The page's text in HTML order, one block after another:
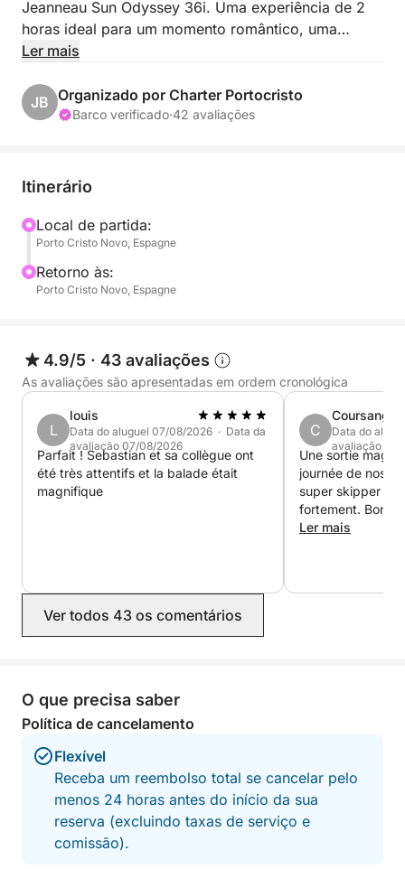
Jeanneau Sun Odyssey 36i. Uma experiência de 2
horas ideal para um momento romântico, uma
celebração íntima ou um final de dia tranquilo.
Admire o céu tingido de rosa e laranja, os reflexos
dourados na água e a serenidade do mar ao pôr do
perfeito!
A bordo: bebidas ilimitadas, petiscos locais,
equipamentos para esportes aquáticos. Nós
cuidamos de tudo; você só precisa aproveitar.
pôr do sol!
Ler mais
JB Organizado por Charter Portocristo
Barco verificado·42 avaliações
Itinerário
Local de partida:
Porto Cristo Novo, Espagne
Retorno às:
Porto Cristo Novo, Espagne
4.9/5 · 43 avaliações
As avaliações são apresentadas em ordem cronológica
L
louis
Data do aluguel 07/08/2026 · Data da
avaliação 07/08/2026
Parfait ! Sebastian et sa collègue ont
été très attentifs et la balade était
magnifique
C
Coursange
Data do
avaliação 06/
Une sortie magnifique! Notre
journée de nos
super skipper ☺️. Je recommande
fortement. Bon apéritif et un skipper
d’une grande
Ler mais
Ver todos 43 os comentários
O que precisa saber
Política de cancelamento
Flexível
Receba um reembolso total se cancelar pelo
menos 24 horas antes do início da sua
reserva (excluindo taxas de serviço e
comissão).